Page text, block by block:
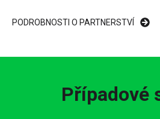
PODROBNOSTI O PARTNERSTVÍ
Případové